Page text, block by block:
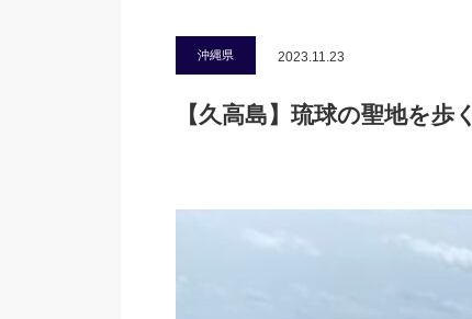
沖縄県 2023.11.23
【久高島】琉球の聖地を歩く